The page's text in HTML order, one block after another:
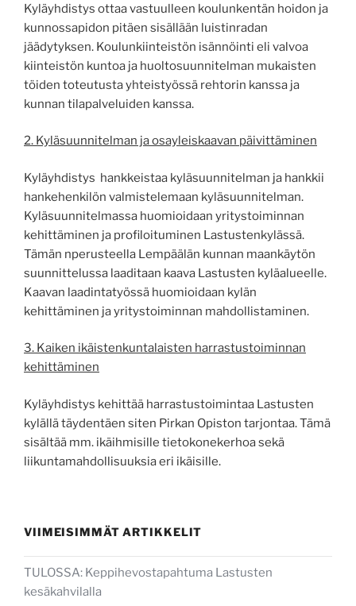
Kyläyhdistys ottaa vastuulleen koulunkentän hoidon ja
kunnossapidon pitäen sisällään luistinradan
jäädytyksen. Koulunkiinteistön isännöinti eli valvoa
kiinteistön kuntoa ja huoltosuunnitelman mukaisten
töiden toteutusta yhteistyössä rehtorin kanssa ja
kunnan tilapalveluiden kanssa.
2. Kyläsuunnitelman ja osayleiskaavan päivittäminen
Kyläyhdistys hankkeistaa kyläsuunnitelman ja hankkii
hankehenkilön valmistelemaan kyläsuunnitelman.
Kyläsuunnitelmassa huomioidaan yritystoiminnan
kehittäminen ja profiloituminen Lastustenkylässä.
Tämän nperusteella Lempäälän kunnan maankäytön
suunnittelussa laaditaan kaava Lastusten kyläalueelle.
Kaavan laadintatyössä huomioidaan kylän
kehittäminen ja yritystoiminnan mahdollistaminen.
3. Kaiken ikäistenkuntalaisten harrastustoiminnan
kehittäminen
Kyläyhdistys kehittää harrastustoimintaa Lastusten
kylällä täydentäen siten Pirkan Opiston tarjontaa. Tämä
sisältää mm. ikäihmisille tietokonekerhoa sekä
liikuntamahdollisuuksia eri ikäisille.
VIIMEISIMMÄT ARTIKKELIT
TULOSSA: Keppihevostapahtuma Lastusten
kesäkahvilalla